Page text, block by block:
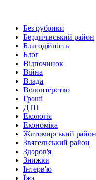
Без рубрики
Бердичівський район
Благодійність
Блог
Відпочинок
Війна
Влада
Волонтерство
Гроші
ДТП
Екологія
Економіка
Житомирський район
Звягельський район
Здоров'я
Знижки
Інтерв'ю
Їжа